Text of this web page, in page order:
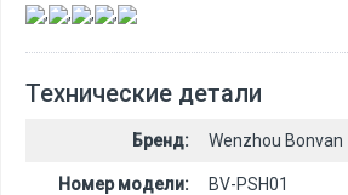
, , , ,
Технические детали
Бренд: Wenzhou Bonvan
Номер модели: BV-PSH01